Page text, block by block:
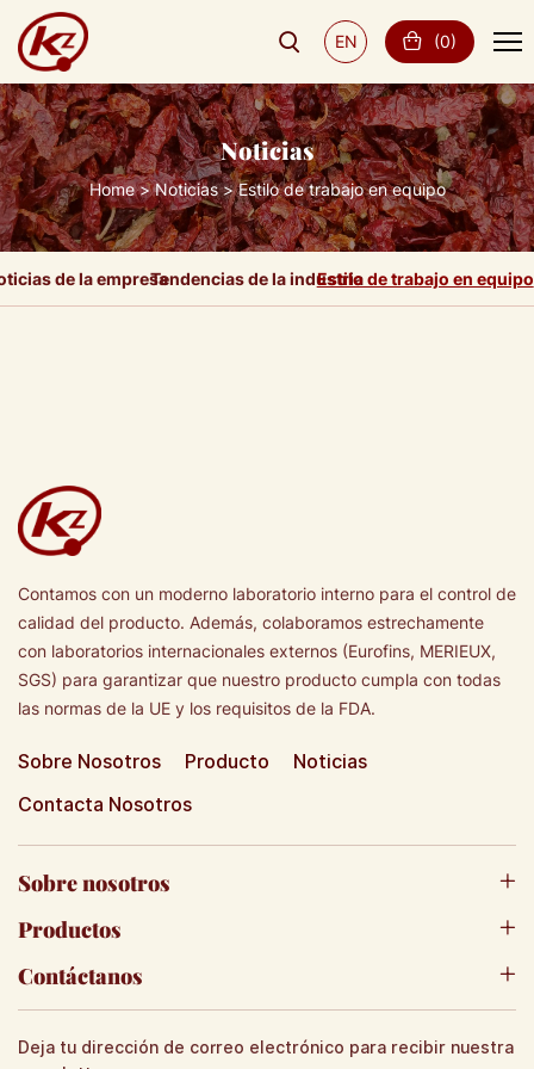
(0)
EN
Noticias
Home Noticias Estilo de trabajo en equipo
de la empresaTendencias de la industriaEstilo de trabajo en equipo
Contamos con un moderno laboratorio interno para el control de
calidad del producto. Además, colaboramos estrechamente
con laboratorios internacionales externos (Eurofins, MERIEUX,
SGS) para garantizar que nuestro producto cumpla con todas
las normas de la UE y los requisitos de la FDA.
Sobre Nosotros Producto
Noticias
Contacta Nosotros
Sobre nosotros
Productos
Contáctanos
Deja tu dirección de correo electrónico para recibir nuestra